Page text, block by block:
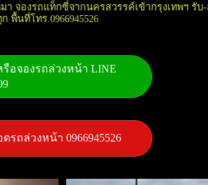
จองรถแท็กซี่จากนครสวรรค์เข้ากรุงเทพฯ รับ
พื้นที่โทร.0966945526
อจองรถล่วงหน้า LINE
ถล่วงหน้า 0966945526